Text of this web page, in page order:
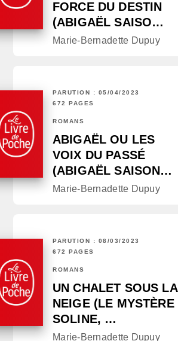
FORCE DU DESTIN
(ABIGAËL SAISO…
Marie-Bernadette Dupuy
PARUTION : 05/04/2023
672 PAGES
ROMANS
ABIGAËL OU LES
VOIX DU PASSÉ
(ABIGAËL SAISON…
Marie-Bernadette Dupuy
PARUTION : 08/03/2023
672 PAGES
ROMANS
UN CHALET SOUS LA
NEIGE (LE MYSTÈRE
SOLINE, …
Marie-Bernadette Dupuy